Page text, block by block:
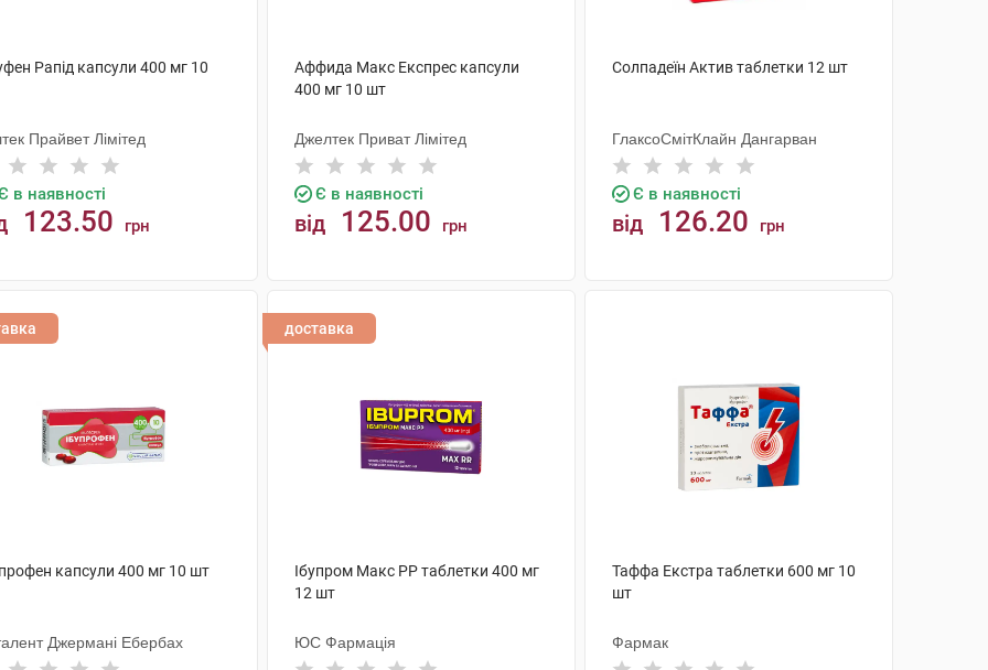
Рапід капсули 400 мг 10
Прайвет Лімітед
в наявності
123.50 грн
Аффида Макс Експрес капсули
400 мг 10 шт
Джелтек Приват Лімітед
Є в наявності
від 125.00 грн
Солпадеїн Актив таблетки 12 шт
ГлаксоСмітКлайн Дангарван
Є в наявності
від 126.20 грн
капсули 400 мг 10 шт
Джермані Ебербах
доставка
Ібупром Макс РР таблетки 400 мг
12 шт
ЮС Фармація
Таффа Eкстра таблетки 600 мг 10
шт
Фармак